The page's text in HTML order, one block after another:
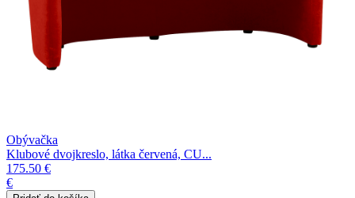
Obývačka
Klubové dvojkreslo, látka červená, CU...
175.50 €
€